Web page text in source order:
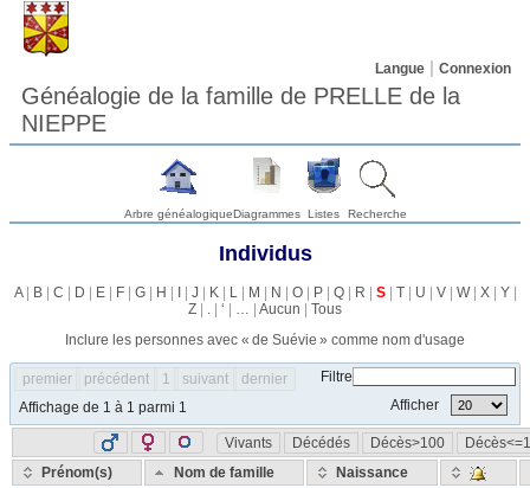
Langue Connexion
Généalogie de la famille de PRELLE de la
NIEPPE
Arbre généalogiqueDiagrammes Listes Recherche
Individus
A| B| C | D | E| F| G| H | I| J | K| L| M | N | O| P| Q| R | S| T| U | V| W| X| Y|
Z | . | ‘ | … | Aucun | Tous
Inclure les personnes avec « de Suévie » comme nom d'usage
premier précédent 1 suivant dernier
Filtre
Affichage de 1 à 1 parmi 1
Afficher
Vivants Décédés Décès>100
Prénom(s)
Nom de famille Naissance